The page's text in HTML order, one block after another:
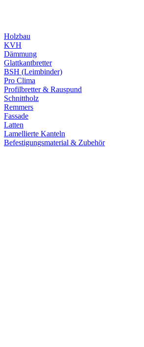
Holzbau
KVH
Dämmung
Glattkantbretter
BSH (Leimbinder)
Pro Clima
Profilbretter & Rauspund
Schnittholz
Remmers
Fassade
Latten
Lamellierte Kanteln
Befestigungsmaterial & Zubehör